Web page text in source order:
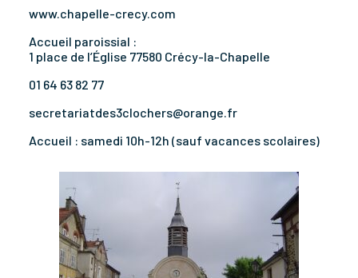
www.chapelle-crecy.com
Accueil paroissial :
1 place de l’Église 77580 Crécy-la-Chapelle
01 64 63 82 77
secretariatdes3clochers@orange.fr
Accueil : samedi 10h-12h (sauf vacances scolaires)